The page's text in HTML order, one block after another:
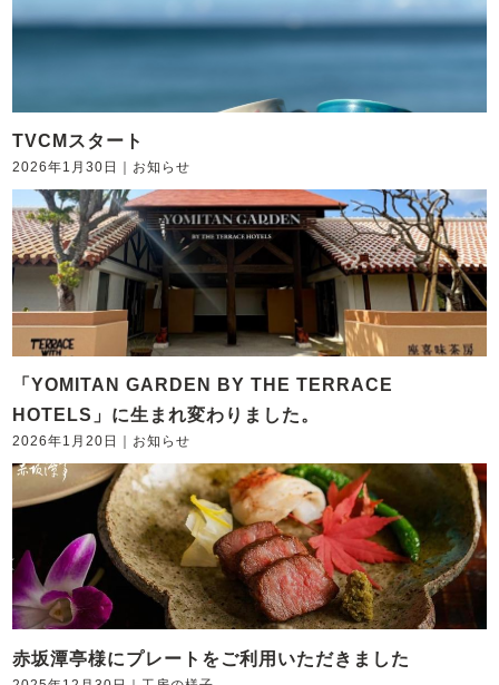
TVCMスタート
2026年1月30日 ｜ お知らせ
「YOMITAN GARDEN BY THE TERRACE
HOTELS」に生まれ変わりました。
2026年1月20日 ｜ お知らせ
赤坂潭亭様にプレートをご利用いただきました